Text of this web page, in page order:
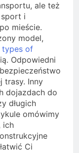
ale też
i
mieście.
model,
types of
Odpowiedni
trasy. Inny
dojazdach do
długich
omówimy
ich
Ci